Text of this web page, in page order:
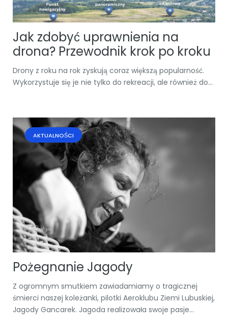
Jak zdobyć uprawnienia na
drona? Przewodnik krok po kroku
Drony z roku na rok zyskują coraz większą popularność.
Wykorzystuje się je nie tylko do rekreacji, ale również do...
AKTUALNOŚCI
Pożegnanie Jagody
Z ogromnym smutkiem zawiadamiamy o tragicznej
śmierci naszej koleżanki, pilotki Aeroklubu Ziemi Lubuskiej,
Jagody Gancarek. Jagoda realizowała swoje pasje...